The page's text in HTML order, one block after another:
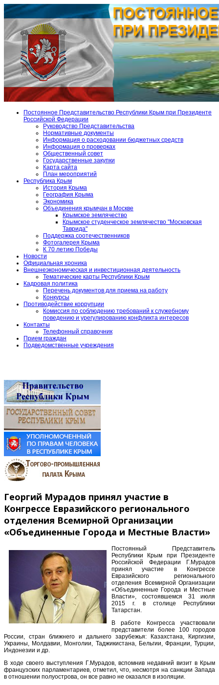
Постоянное Представительство Республики Крым при Президенте
Российской Федерации
Руководство Представительства
Нормативные документы
Информация о расходовании бюджетных средств
Информация о проверках
Общественный совет
Государственные закупки
Карта сайта
План мероприятий
Республика Крым
История Крыма
География Крыма
Экономика
Объединения крымчан в Москве
Крымское землячество
Крымское студенческое землячество "Московская
Таврида"
Поддержка соотечественников
Фотогалерея Крыма
К 70 летию Победы
Новости
Официальная хроника
Внешнеэкономическая и инвестиционная деятельность
Тематические карты Республики Крым
Кадровая политика
Перечень документов для приема на работу
Конкурсы
Противодействие коррупции
Комиссия по соблюдению требований к служебному
поведению и урегулированию конфликта интересов
Контакты
Телефонный справочник
Прием граждан
Подведомственные учреждения
Георгий Мурадов принял участие в
Конгрессе Евразийского регионального
отделения Всемирной Организации
«Объединенные Города и Местные Власти»
Постоянный Представитель
Республики Крым при Президенте
Российской Федерации Г.Мурадов
принял участие в Конгрессе
Евразийского регионального
отделения Всемирной Организации
«Объединенные Города и Местные
Власти», состоявшемся 31 июля
2015 г. в столице Республики
Татарстан.
В работе Конгресса участвовали
представители более 100 городов
России, стран ближнего и дальнего зарубежья: Казахстана, Киргизии,
Украины, Молдавии, Монголии, Таджикистана, Бельгии, Франции, Турции,
Индонезии и др.
В ходе своего выступления Г.Мурадов, вспомнив недавний визит в Крым
французских парламентариев, отметил, что, несмотря на санкции Запада
в отношении полуострова, он все равно не оказался в изоляции.